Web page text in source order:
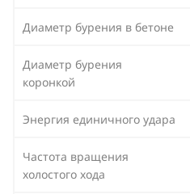
Диаметр бурения в бетоне
Диаметр бурения
коронкой
Энергия единичного удара
Частота вращения
холостого хода